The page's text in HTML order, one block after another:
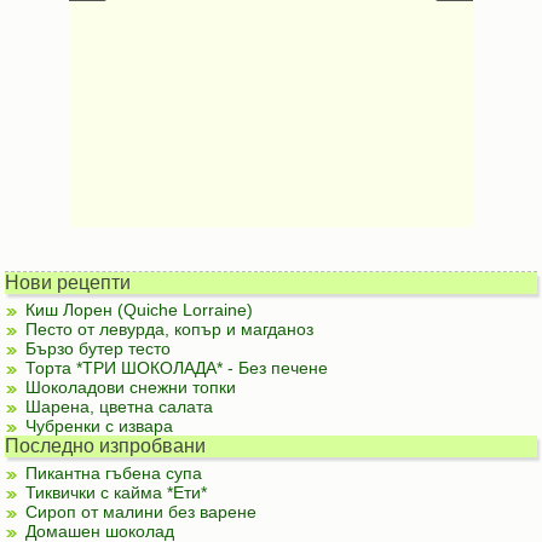
Нови рецепти
Киш Лорен (Quiche Lorraine)
Песто от левурда, копър и магданоз
Бързо бутер тесто
Торта *ТРИ ШОКОЛАДА* - Без печене
Шоколадови снежни топки
Шарена, цветна салата
Чубренки с извара
Последно изпробвани
Пикантна гъбена супа
Тиквички с кайма *Ети*
Сироп от малини без варене
Домашен шоколад